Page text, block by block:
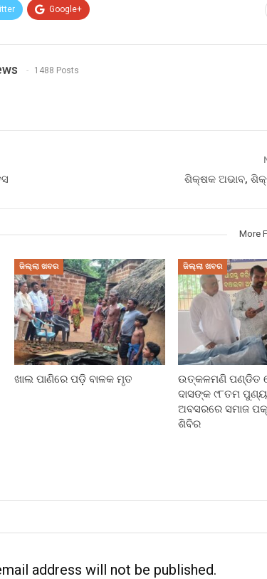
Google+
1488 Posts
ଶିକ୍ଷକ ଅଭାବ,
More
ଜିଲ୍ଲା ଖବର
ଖାଲ ପାଣିରେ ପଡ଼ି ବାଳକ ମୃତ
ଜିଲ୍ଲା ଖବର
ଉତ୍କଳମଣି ପଣ୍ଡିତ
ଦାସଙ୍କ ୯୮ତମ
ଅବସରରେ ସମାଜ
ଶିବିର
address will not be published.